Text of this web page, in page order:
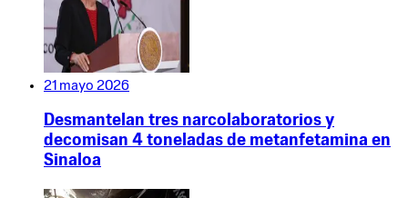
21 mayo 2026
Desmantelan tres narcolaboratorios y
decomisan 4 toneladas de metanfetamina en
Sinaloa